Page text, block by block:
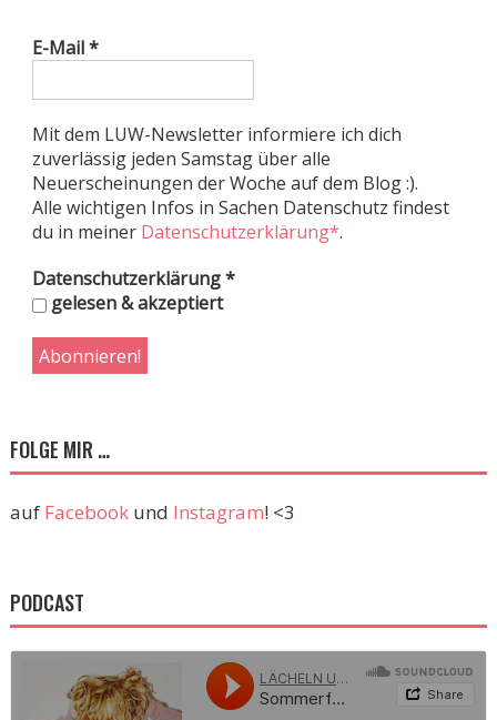
E-Mail*
Mit dem LUW-Newsletter informiere ich dich
zuverlässig jeden Samstag über alle
Neuerscheinungen der Woche auf dem Blog :).
Alle wichtigen Infos in Sachen Datenschutz findest
du in meiner Datenschutzerklärung*.
Datenschutzerklärung*
gelesen & akzeptiert
FOLGE MIR …
auf Facebookund Instagram! <3
PODCAST